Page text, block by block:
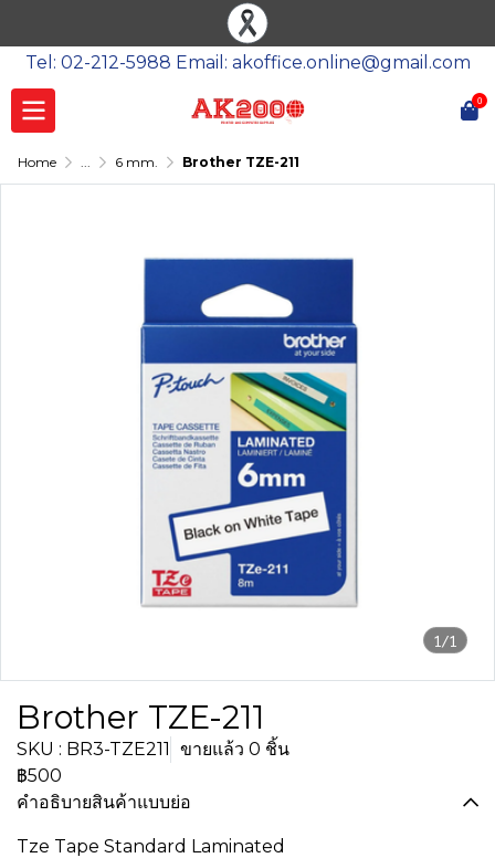
Tel: 02-212-5988 Email: akoffice.online@gmail.com
0
Home ... 6 mm. Brother TZE-211
1/1
Brother TZE-211
SKU : BR3-TZE211 ขายแล้ว 0 ชิ้น
฿500
คำอธิบายสินค้าแบบย่อ
Tze Tape Standard Laminated